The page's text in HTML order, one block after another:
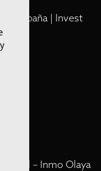
España | Invest
– Inmo Olaya